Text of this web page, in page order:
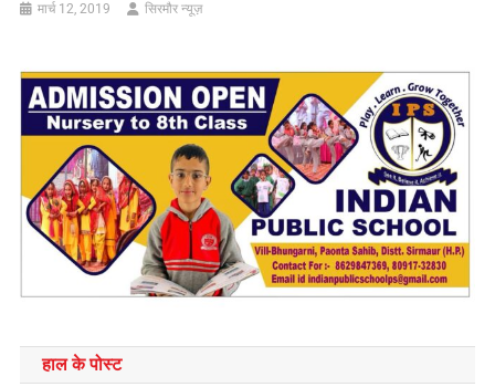
मार्च 12, 2019 सिरमौर न्यूज़
हाल के पोस्ट